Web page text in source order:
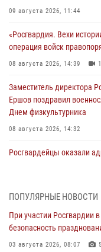
09 августа 2026, 11:44
«Росгвардия. Вехи
операция войск
08 августа 2026, 14:39 1
Заместитель директора
Ершов поздравил
Днем физкультурника
08 августа 2026, 14:32
Росгвардейцы оказали
организационно-штатных
профессиональным
07 августа 2026, 16:32
ПОПУЛЯРНЫЕ НОВОСТИ
При участии Росгвардии
безопасность
03 августа 2026, 08:07 5